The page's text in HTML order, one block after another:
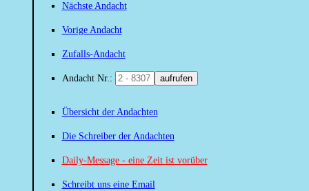
Nächste Andacht
Vorige Andacht
Zufalls-Andacht
Andacht Nr.: aufrufen
Übersicht der Andachten
Die Schreiber der Andachten
Daily-Message - eine Zeit ist vorüber
Schreibt uns eine Email